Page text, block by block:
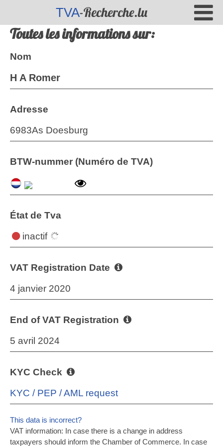
TVA-Recherche.lu
Toutes les informations sur:
Nom
H A Romer
Adresse
6983As Doesburg
BTW-nummer (Numéro de TVA)
État de Tva
inactif
VAT Registration Date
4 janvier 2020
End of VAT Registration
5 avril 2024
KYC Check
KYC / PEP / AML request
This data is incorrect?
VAT information: In case there is a change in address
taxpayers should inform the Chamber of Commerce. In case